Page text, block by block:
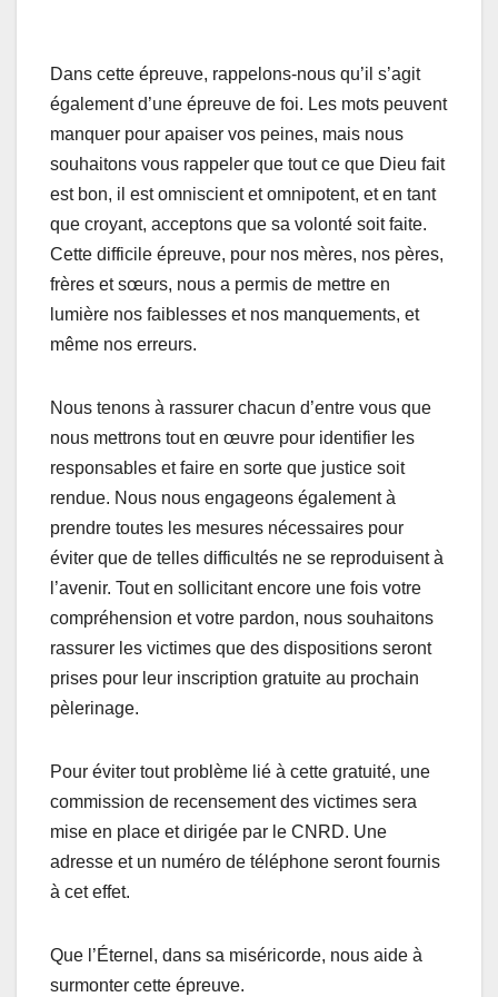
Dans cette épreuve, rappelons-nous qu’il s’agit
également d’une épreuve de foi. Les mots peuvent
manquer pour apaiser vos peines, mais nous
souhaitons vous rappeler que tout ce que Dieu fait
est bon, il est omniscient et omnipotent, et en tant
que croyant, acceptons que sa volonté soit faite.
Cette difficile épreuve, pour nos mères, nos pères,
frères et sœurs, nous a permis de mettre en
lumière nos faiblesses et nos manquements, et
même nos erreurs.
Nous tenons à rassurer chacun d’entre vous que
nous mettrons tout en œuvre pour identifier les
responsables et faire en sorte que justice soit
rendue. Nous nous engageons également à
prendre toutes les mesures nécessaires pour
éviter que de telles difficultés ne se reproduisent à
l’avenir. Tout en sollicitant encore une fois votre
compréhension et votre pardon, nous souhaitons
rassurer les victimes que des dispositions seront
prises pour leur inscription gratuite au prochain
pèlerinage.
Pour éviter tout problème lié à cette gratuité, une
commission de recensement des victimes sera
mise en place et dirigée par le CNRD. Une
adresse et un numéro de téléphone seront fournis
à cet effet.
Que l’Éternel, dans sa miséricorde, nous aide à
surmonter cette épreuve.